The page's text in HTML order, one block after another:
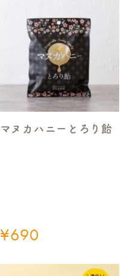
マヌカハニーとろり飴
¥690